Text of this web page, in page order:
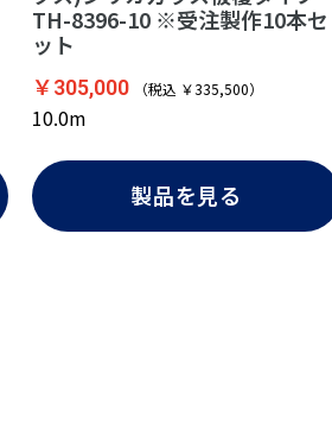
TH-8396-10 ※受注製作10本セ
ット
￥305,000 （税込 ￥335,500）
10.0m
製品を見る